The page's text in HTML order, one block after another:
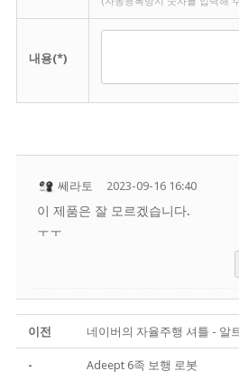
내용(*)
쎄라토 2023-09-16 16:40
이 제품은 잘 모르겠습니다.
ㅜㅜ
이전 네이버의 자율주행 셔틀 - 알
- Adeept 6족 보행 로봇